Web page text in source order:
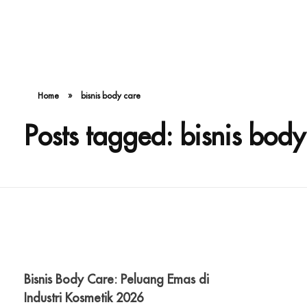
Home » bisnis body care
Posts tagged: bisnis
Bisnis Body Care: Peluang Emas di
Industri Kosmetik 2026